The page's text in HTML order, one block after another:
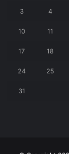
3 4
10 11
17 18
24 25
31